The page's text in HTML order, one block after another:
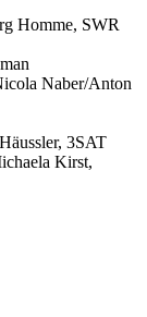
Homme, SWR
Naber/Anton
3SAT
Kirst,